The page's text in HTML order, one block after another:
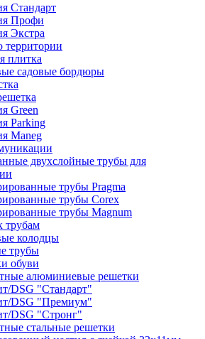
Стандарт
Профи
Экстра
территории
плитка
садовые бордюры
Green
Parking
Maneg
двухслойные трубы для
трубы Pragma
трубы Corex
трубы Magnum
трубам
колодцы
трубы
обуви
алюминиевые решетки
DSG "Стандарт"
DSG "Премиум"
DSG "Стронг"
стальные решетки